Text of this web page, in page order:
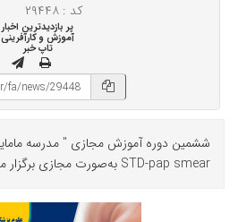
کد : ۲۹۴۴۸
پر بازدیدترین اخبار
آموزش و کارآفرینی
تاپ خبر
STD-pap smear به‌صورت مجازی برگزار می‌شود.